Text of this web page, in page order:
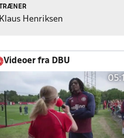
TRÆNER
Klaus Henriksen
Videoer fra DBU